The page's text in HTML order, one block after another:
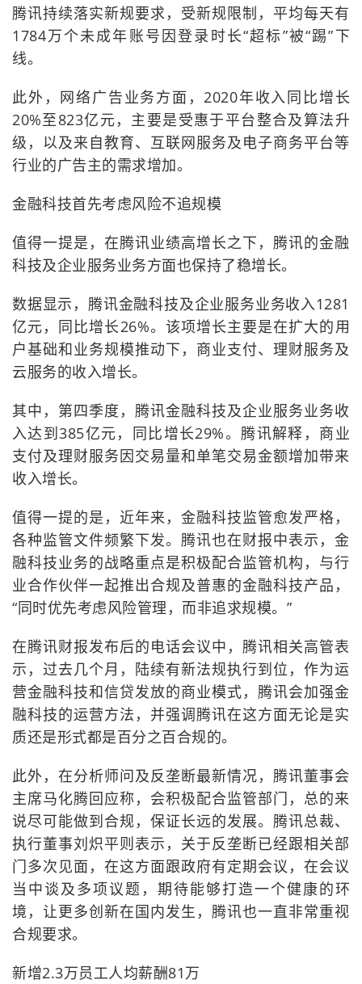
腾讯持续落实新规要求，受新规限制，平均每天有
1784万个未成年账号因登录时长“超标”被“踢”下
线。
此外，网络广告业务方面，2020年收入同比增长
20%至823亿元，主要是受惠于平台整合及算法升
级，以及来自教育、互联网服务及电子商务平台等
行业的广告主的需求增加。
金融科技首先考虑风险不追规模
值得一提是，在腾讯业绩高增长之下，腾讯的金融
科技及企业服务业务方面也保持了稳增长。
数据显示，腾讯金融科技及企业服务业务收入1281
亿元，同比增长26%。该项增长主要是在扩大的用
户基础和业务规模推动下，商业支付、理财服务及
云服务的收入增长。
其中，第四季度，腾讯金融科技及企业服务业务收
入达到385亿元，同比增长29%。腾讯解释，商业
支付及理财服务因交易量和单笔交易金额增加带来
收入增长。
值得一提的是，近年来，金融科技监管愈发严格，
各种监管文件频繁下发。腾讯也在财报中表示，金
融科技业务的战略重点是积极配合监管机构，与行
业合作伙伴一起推出合规及普惠的金融科技产品，
“同时优先考虑风险管理，而非追求规模。”
在腾讯财报发布后的电话会议中，腾讯相关高管表
示，过去几个月，陆续有新法规执行到位，作为运
营金融科技和信贷发放的商业模式，腾讯会加强金
融科技的运营方法，并强调腾讯在这方面无论是实
质还是形式都是百分之百合规的。
此外，在分析师问及反垄断最新情况，腾讯董事会
主席马化腾回应称，会积极配合监管部门，总的来
说尽可能做到合规，保证长远的发展。腾讯总裁、
执行董事刘炽平则表示，关于反垄断已经跟相关部
门多次见面，在这方面跟政府有定期会议，在会议
当中谈及多项议题，期待能够打造一个健康的环
境，让更多创新在国内发生，腾讯也一直非常重视
合规要求。
新增2.3万员工人均薪酬81万